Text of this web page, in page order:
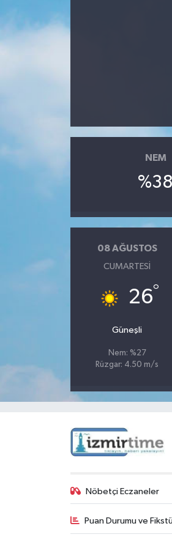
NEM
%38
08 AĞUSTOS
CUMARTESI
26°
Güneşli
Nem: %27
Rüzgar: 4.50 m/s
Nöbetçi Eczaneler
Puan Durumu ve
Ege